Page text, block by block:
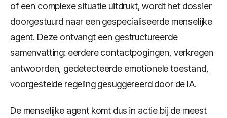
of een complexe situatie uitdrukt, wordt het dossier
doorgestuurd naar een gespecialiseerde menselijke
agent. Deze ontvangt een gestructureerde
samenvatting: eerdere contactpogingen, verkregen
antwoorden, gedetecteerde emotionele toestand,
voorgestelde regeling gesuggereerd door de IA.
De menselijke agent komt dus in actie bij de meest